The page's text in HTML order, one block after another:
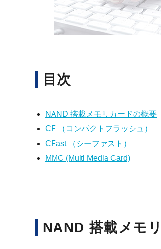
目次
NAND 搭載メモリカードの概要
CF （コンパクトフラッシュ）
CFast （シーファスト）
MMC (Multi Media Card)
NAND 搭載メモ